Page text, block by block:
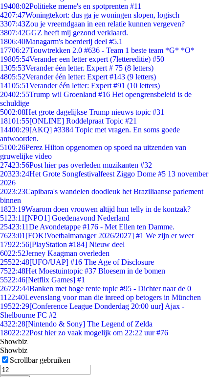
19408:02Politieke meme's en spotprenten #11
4207:47Woningtekort: dus ga je woningen slopen, logisch
3307:43Zou je vreemdgaan in een relatie kunnen vergeven?
3807:42GGZ heeft mij gezond verklaard.
1806:40Managarm's boerderij deel #5.1
17706:27Touwtrekken 2.0 #636 - Team 1 beste team *G* *O*
19805:54Verander een letter expert (7lettereditie) #50
1305:53Verander één letter. Expert # 75 (8 letters)
4805:52Verander één letter: Expert #143 (9 letters)
14105:51Verander één letter: Expert #91 (10 letters)
20402:55Trump wil Groenland #16 Het opengrensbeleid is de
schuldige
5002:08Het grote dagelijkse Trump nieuws topic #31
18101:55[ONLINE] Roddelpraat Topic #21
14400:29[AKQ] #3384 Topic met vragen. En soms goede
antwoorden.
5100:26Perez Hilton opgenomen op spoed na uitzenden van
gruwelijke video
27423:56Post hier pas overleden muzikanten #32
20323:24Het Grote Songfestivalfeest Ziggo Dome #5 13 november
2026
2023:23Capibara's wandelen doodleuk het Braziliaanse parlement
binnen
1823:19Waarom doen vrouwen altijd hun telly in de kontzak?
51 23:11 [NPO1] Goedenavond Nederland
25423:11De Avondetappe #176 - Met Ellen ten Damme.
7623:01 [FOK!Voetbalmanager 2026/2027] #1 We zijn er weer
17922:56[PlayStation #184] Nieuw deel
6022:52Jerney Kaagman overleden
25522:48[UFO/UAP] #16 The Age of Disclosure
7522:48Het Moestuintopic #37 Bloesem in de bomen
5522:46[Netflix Games] #1
26722:44Banken met hoge rente topic #95 - Dichter naar de 0
11 22:40Levenslang voor man die inreed op betogers in München
19522:29[Conference League Donderdag 20:00 uur] Ajax -
Shelbourne FC #2
4322:28[Nintendo & Sony] The Legend of Zelda
18022:22Post hier zo vaak mogelijk om 22:22 uur #76
Showbiz
Showbiz
Scrollbar gebruiken